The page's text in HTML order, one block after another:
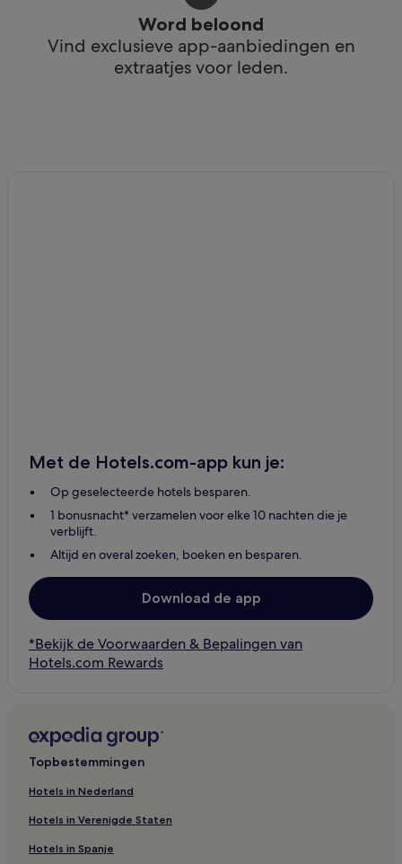
Word beloond
Vind exclusieve app-aanbiedingen en
extraatjes voor leden.
Met de Hotels.com-app kun je:
Op geselecteerde hotels besparen.
1 bonusnacht* verzamelen voor elke 10 nachten die je
verblijft.
Altijd en overal zoeken, boeken en besparen.
Download de app
*Bekijk de Voorwaarden & Bepalingen van
Hotels.com Rewards
Topbestemmingen
Hotels in Nederland
Hotels in Verenigde Staten
Hotels in Spanje